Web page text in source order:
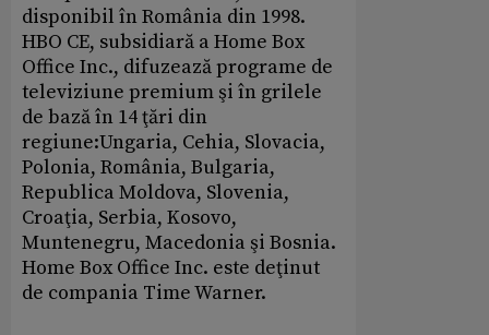
disponibil în România din 1998.
HBO CE, subsidiară a Home Box
Office Inc., difuzează programe de
televiziune premium şi în grilele
de bază în 14 ţări din
regiune:Ungaria, Cehia, Slovacia,
Polonia, România, Bulgaria,
Republica Moldova, Slovenia,
Croaţia, Serbia, Kosovo,
Muntenegru, Macedonia şi Bosnia.
Home Box Office Inc. este deţinut
de compania Time Warner.